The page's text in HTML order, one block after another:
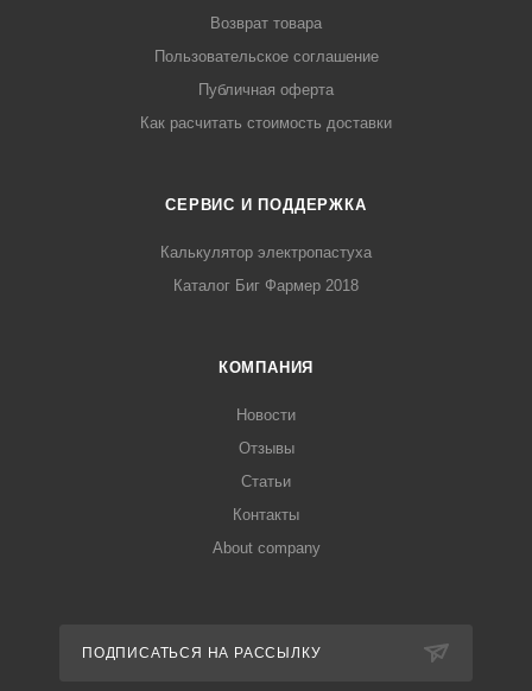
Возврат товара
Пользовательское соглашение
Публичная оферта
Как расчитать стоимость доставки
СЕРВИС И ПОДДЕРЖКА
Калькулятор электропастуха
Каталог Биг Фармер 2018
КОМПАНИЯ
Новости
Отзывы
Статьи
Контакты
About company
ПОДПИСАТЬСЯ НА РАССЫЛКУ